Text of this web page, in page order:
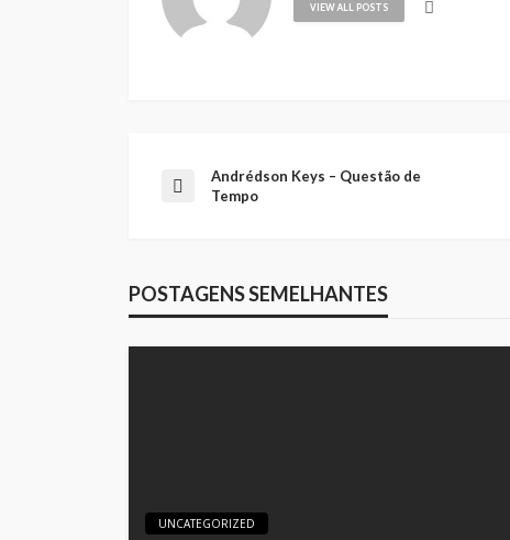
VIEW ALL POSTS
Andrédson Keys – Questão de
Tempo
POSTAGENS SEMELHANTES
UNCATEGORIZED